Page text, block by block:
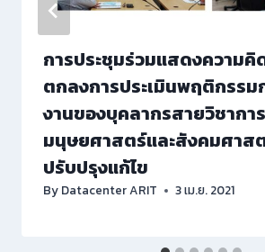
การประชุมร่วมแสดงความ
ตกลงการประเมินพฤติกรร
งานของบุคลากรสายวิชากา
มนุษยศาสตร์และสังคมศาส
ปรับปรุงแก้ไข
By Datacenter ARIT 3 เม.ย. 2021